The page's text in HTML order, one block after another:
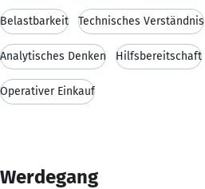
Belastbarkeit Technisches Verständnis
Analytisches Denken Hilfsbereitschaft
Operativer Einkauf
Werdegang